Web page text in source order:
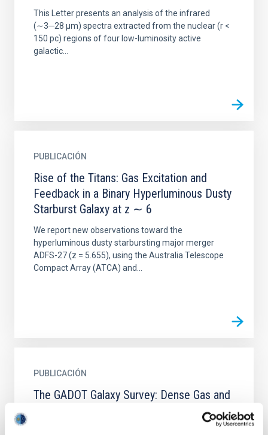
This Letter presents an analysis of the infrared
(∼3─28 μm) spectra extracted from the nuclear (r <
150 pc) regions of four low-luminosity active
galactic...
PUBLICACIÓN
Rise of the Titans: Gas Excitation and
Feedback in a Binary Hyperluminous Dusty
Starburst Galaxy at z ∼ 6
We report new observations toward the
hyperluminous dusty starbursting major merger
ADFS-27 (z = 5.655), using the Australia Telescope
Compact Array (ATCA) and...
PUBLICACIÓN
The GADOT Galaxy Survey: Dense Gas and
Feedback in Herschel-selected Starburst